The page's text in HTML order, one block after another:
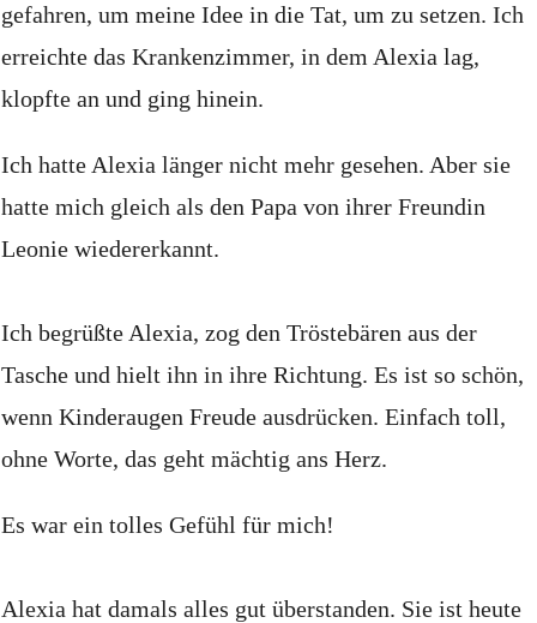
gefahren, um meine Idee in die Tat, um zu setzen. Ich
erreichte das Krankenzimmer, in dem Alexia lag,
klopfte an und ging hinein.
Ich hatte Alexia länger nicht mehr gesehen. Aber sie
hatte mich gleich als den Papa von ihrer Freundin
Leonie wiedererkannt.
Ich begrüßte Alexia, zog den Tröstebären aus der
Tasche und hielt ihn in ihre Richtung. Es ist so schön,
wenn Kinderaugen Freude ausdrücken. Einfach toll,
ohne Worte, das geht mächtig ans Herz.
Es war ein tolles Gefühl für mich!
Alexia hat damals alles gut überstanden. Sie ist heute